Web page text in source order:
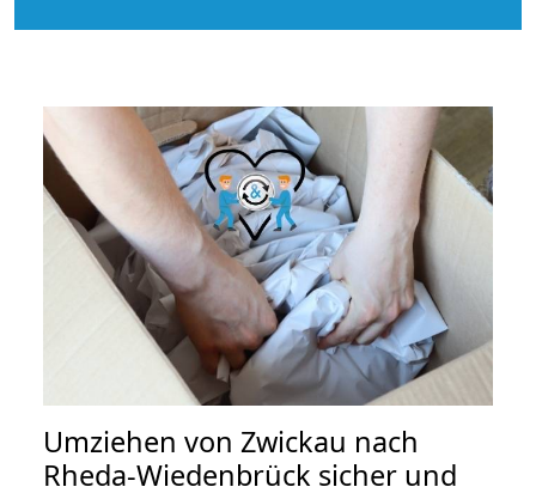
Umziehen von Zwickau nach
Rheda-Wiedenbrück sicher und